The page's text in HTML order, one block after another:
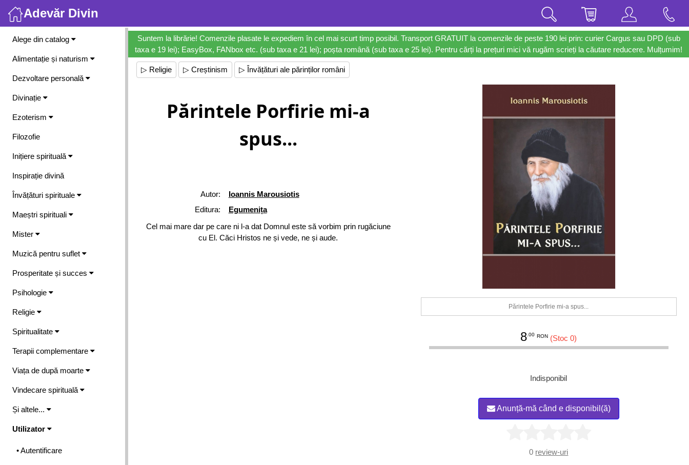
Adevăr Divin
Meniu
Alege din catalog
Alimentație și naturism
Dezvoltare personală
Divinație
Ezoterism
Filozofie
Inițiere spirituală
Inspirație divină
Învățături spirituale
Maeștri spirituali
Mister
Muzică pentru suflet
Prosperitate și succes
Psihologie
Religie
Spiritualitate
Terapii complementare
Viața de după moarte
Vindecare spirituală
Și altele...
Utilizator
• Autentificare
Suntem la librărie! Comenzile plasate le expediem în cel mai scurt timp posibil. Transport GRATUIT la comenzile de peste 190 lei prin: curier Cargus sau DPD (sub
taxa e 19 lei); EasyBox, FANbox etc. (sub taxa e 21 lei); poșta română (sub taxa e 25 lei). Pentru cărți la prețuri mici vă rugăm scrieți la căutare reducere. Mulțumim!
▷ Religie ▷ Creștinism ▷ Învățături ale părinților români
Părintele Porfirie mi-a
spus...
Autor:
Ioannis Marousiotis
Editura:
Egumenița
Cel mai mare dar pe care ni l-a dat Domnul este să vorbim prin rugăciune
cu El. Căci Hristos ne și vede, ne și aude.
Părintele Porfirie mi-a spus...
8 .00 RON (Stoc 0)
Indisponibil
Anunță-mă când e disponibil(ă)
0 review-uri